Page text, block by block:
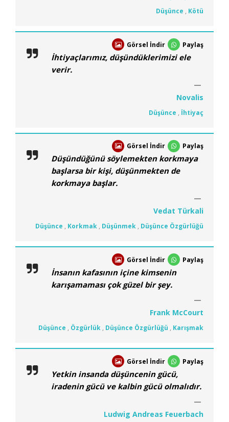
Düşünce , Kötü
Görsel İndir Paylaş
İhtiyaçlarımız, düşündüklerimizi ele
verir.
Novalis
Düşünce , İhtiyaç
Görsel İndir Paylaş
Düşündüğünü söylemekten korkmaya
başlarsa bir kişi, düşünmekten de
korkmaya başlar.
Vedat Türkali
Düşünce , Korkmak , Düşünmek , Düşünce Özgürlüğü
Görsel İndir Paylaş
İnsanın kafasının içine kimsenin
karışamaması çok güzel bir şey.
Frank McCourt
Düşünce , Özgürlük , Düşünce Özgürlüğü , Karışmak
Görsel İndir Paylaş
Yetkin insanda düşüncenin gücü,
iradenin gücü ve kalbin gücü olmalıdır.
Ludwig Andreas Feuerbach